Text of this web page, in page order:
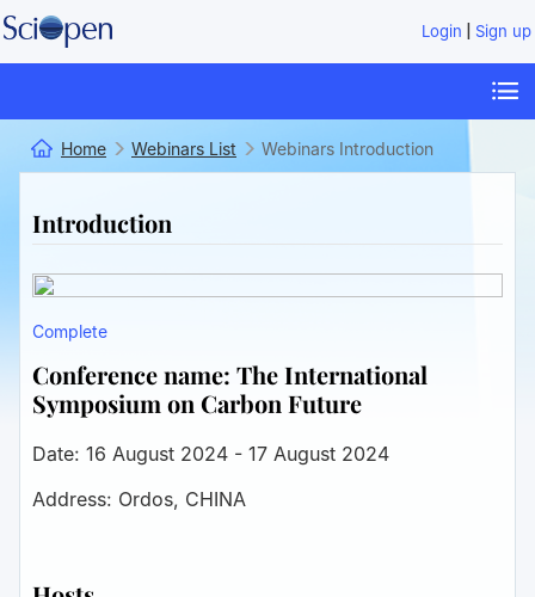
Login Sign up
Home Webinars List Webinars Introduction
Introduction
Complete
Conference name: The International
Symposium on Carbon Future
Date: 16 August 2024 - 17 August 2024
Address: Ordos, CHINA